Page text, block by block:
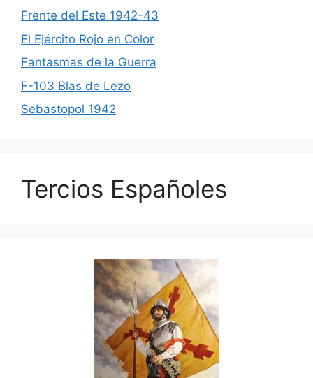
Frente del Este 1942-43
El Ejército Rojo en Color
Fantasmas de la Guerra
F-103 Blas de Lezo
Sebastopol 1942
Tercios Españoles